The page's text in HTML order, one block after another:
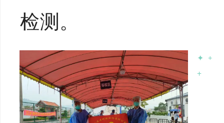
检测。
✦+
+